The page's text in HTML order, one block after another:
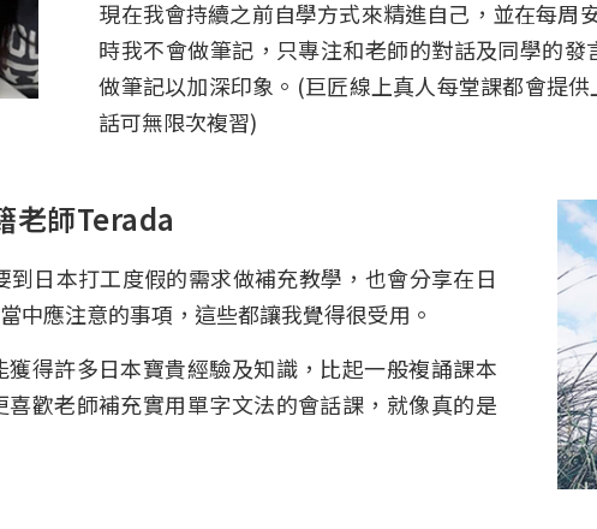
現在我會持續之前自學方式來精進自己，並在每周
時我不會做筆記，只專注和老師的對話及同學的
做筆記以加深印象。(巨匠線上真人每堂課都會提
話可無限次複習)
老師Terada
日本打工度假的需求做補充教學，也會分享在日
中應注意的事項，這些都讓我覺得很受用。
得許多日本寶貴經驗及知識，比起一般複誦課本
歡老師補充實用單字文法的會話課，就像真的是